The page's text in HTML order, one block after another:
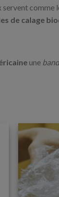
servent comme
de calage
une